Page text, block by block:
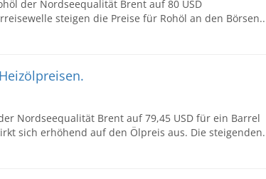
der Nordseequalität Brent auf 80 USD
steigen die Preise für Rohöl an den
Nordseequalität Brent auf 79,45 USD für ein Barrel
sich erhöhend auf den Ölpreis aus. Die